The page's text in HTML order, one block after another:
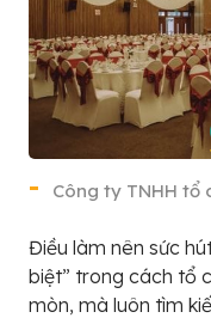
Công ty TNHH tổ
Điều làm nên sức
biệt” trong cách tổ
mòn, mà luôn tìm